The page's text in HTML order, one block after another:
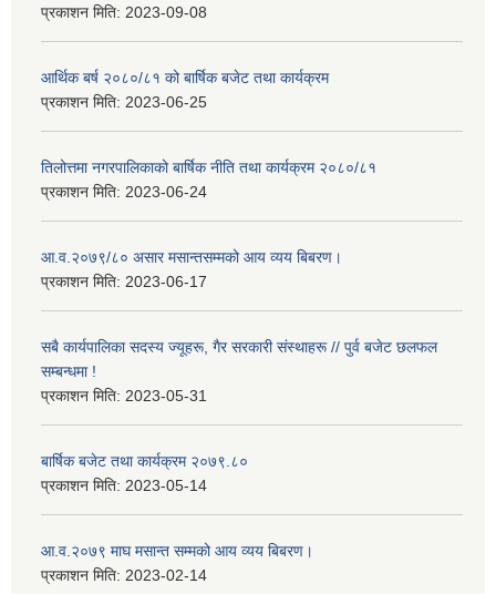
प्रकाशन मिति: 2023-09-08
आर्थिक बर्ष २०८०/८१ को बार्षिक बजेट तथा कार्यक्रम
प्रकाशन मिति: 2023-06-25
तिलोत्तमा नगरपालिकाको बार्षिक नीति तथा कार्यक्रम २०८०/८१
प्रकाशन मिति: 2023-06-24
आ.व.२०७९/८० असार मसान्तसम्मको आय व्यय बिबरण।
प्रकाशन मिति: 2023-06-17
सबै कार्यपालिका सदस्य ज्यूहरू, गैर सरकारी संस्थाहरू // पुर्व बजेट छलफल
सम्बन्धमा !
प्रकाशन मिति: 2023-05-31
बार्षिक बजेट तथा कार्यक्रम २०७९.८०
प्रकाशन मिति: 2023-05-14
आ.व.२०७९ माघ मसान्त सम्मको आय व्यय बिबरण।
प्रकाशन मिति: 2023-02-14